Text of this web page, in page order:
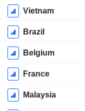
Vietnam
Brazil
Belgium
France
Malaysia